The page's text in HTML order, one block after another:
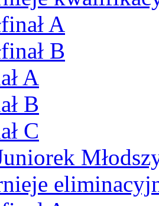
A
B
A
B
C